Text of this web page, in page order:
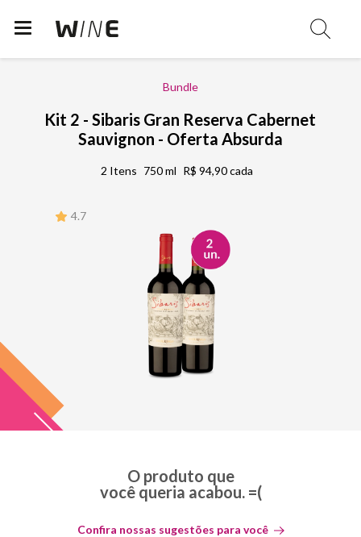
Bundle
Kit 2 - Sibaris Gran Reserva Cabernet
Sauvignon - Oferta Absurda
2 Itens 750 ml R$ 94,90 cada
4.7
O produto que
você queria acabou. =(
Confira nossas sugestões para você